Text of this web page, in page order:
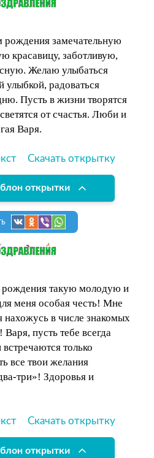
рождения замечательную
красавицу, заботливую,
Желаю улыбаться
улыбкой, радоваться
Пусть в жизни творятся
от счастья. Люби и
Варя.
Скачать открытку
открытки
рождения такую молодую и
меня особая честь! Мне
нахожусь в числе знакомых
пусть тебе всегда
встречаются только
все твои желания
три»! Здоровья и
Скачать открытку
открытки